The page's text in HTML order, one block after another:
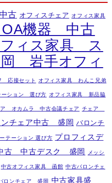
古 オフィスチェア オフィス家具
機器 中古
ィス家具 ス
岩手オフィ
応接セット オフィス家具 わんこ兄弟
ション 選び方 オフィス家具 新品脇
ア オカムラ 中古会議チェア チェア
ンチェア中古 盛岡 バロンチ
テーション 選び方 プロフィスデ
古 中古デスク 盛岡
メッシ
中古オフィス家具 函館 中古バロンチェ
ロンチェア 盛岡 中古家具盛